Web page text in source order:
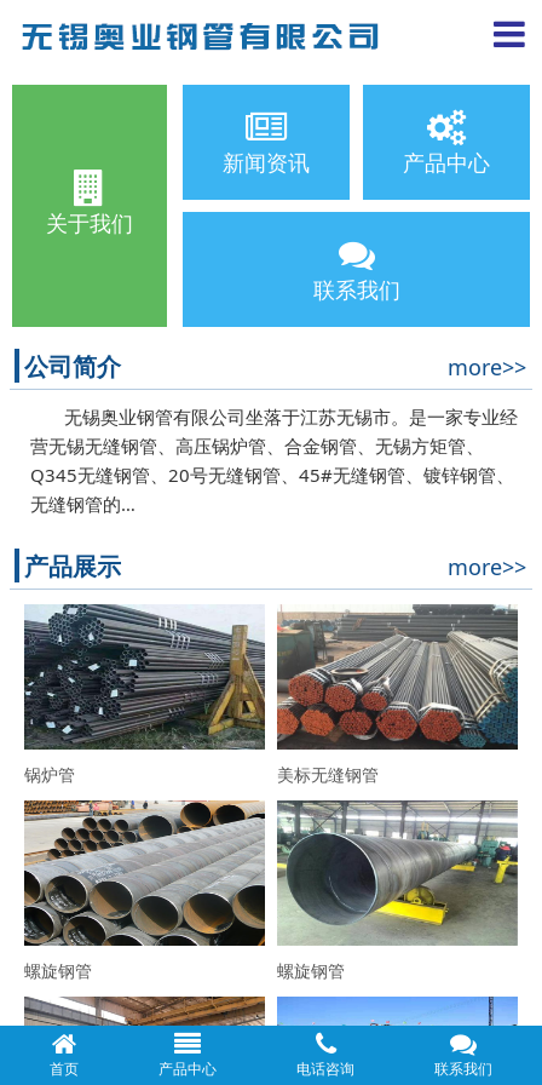
首页 产品中心 电话咨询 联系我们
关于我们
新闻资讯 产品中心
联系我们
公司简介 more>>
无锡奥业钢管有限公司坐落于江苏无锡市。是一家专业经
营无锡无缝钢管、高压锅炉管、合金钢管、无锡方矩管、
Q345无缝钢管、20号无缝钢管、45#无缝钢管、镀锌钢管、
无缝钢管的…
产品展示 more>>
锅炉管 美标无缝钢管
螺旋钢管 螺旋钢管